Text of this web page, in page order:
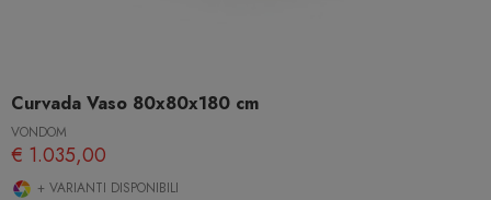
Curvada Vaso 80x80x180 cm
VONDOM
€ 1.035,00
+ VARIANTI DISPONIBILI